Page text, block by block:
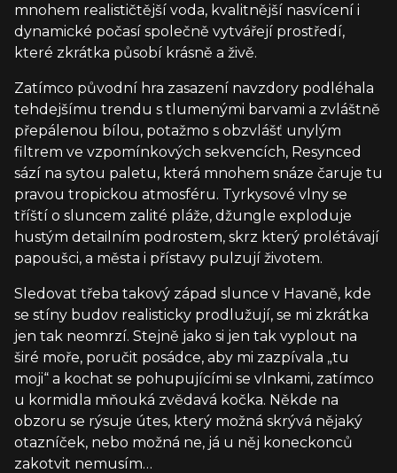
mnohem realističtější voda, kvalitnější nasvícení i
dynamické počasí společně vytvářejí prostředí,
které zkrátka působí krásně a živě.
Zatímco původní hra zasazení navzdory podléhala
tehdejšímu trendu s tlumenými barvami a zvláštně
přepálenou bílou, potažmo s obzvlášť unylým
filtrem ve vzpomínkových sekvencích, Resynced
sází na sytou paletu, která mnohem snáze čaruje tu
pravou tropickou atmosféru. Tyrkysové vlny se
tříští o sluncem zalité pláže, džungle exploduje
hustým detailním podrostem, skrz který prolétávají
papoušci, a města i přístavy pulzují životem.
Sledovat třeba takový západ slunce v Havaně, kde
se stíny budov realisticky prodlužují, se mi zkrátka
jen tak neomrzí. Stejně jako si jen tak vyplout na
širé moře, poručit posádce, aby mi zazpívala „tu
moji“ a kochat se pohupujícími se vlnkami, zatímco
u kormidla mňouká zvědavá kočka. Někde na
obzoru se rýsuje útes, který možná skrývá nějaký
otazníček, nebo možná ne, já u něj koneckonců
zakotvit nemusím…